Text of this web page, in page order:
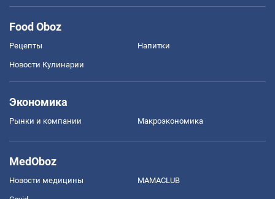
Food Oboz
Рецепты Напитки
Новости Кулинарии
Экономика
Рынки и компании Mакроэкономика
MedOboz
Новости медицины MAMACLUB